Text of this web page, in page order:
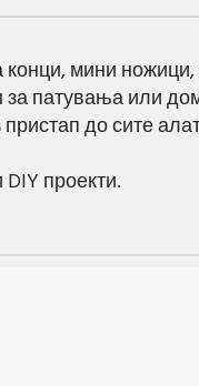
мини ножици,
патувања или
до сите
проекти.